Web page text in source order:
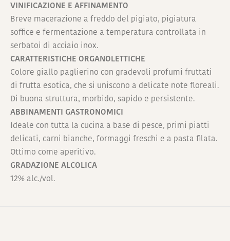
VINIFICAZIONE E AFFINAMENTO
Breve macerazione a freddo del pigiato, pigiatura
soffice e fermentazione a temperatura controllata in
serbatoi di acciaio inox.
CARATTERISTICHE ORGANOLETTICHE
Colore giallo paglierino con gradevoli profumi fruttati
di frutta esotica, che si uniscono a delicate note floreali.
Di buona struttura, morbido, sapido e persistente.
ABBINAMENTI GASTRONOMICI
Ideale con tutta la cucina a base di pesce, primi piatti
delicati, carni bianche, formaggi freschi e a pasta filata.
Ottimo come aperitivo.
GRADAZIONE ALCOLICA
12% alc./vol.